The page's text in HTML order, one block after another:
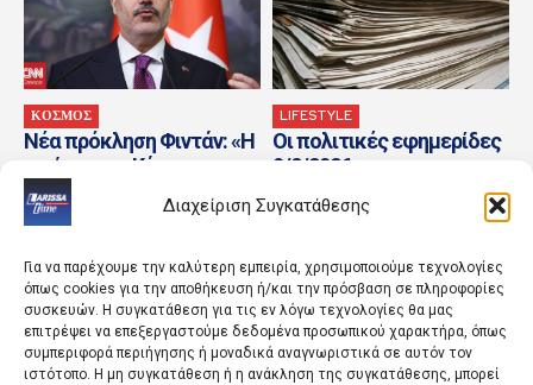
Διαχείριση Συγκατάθεσης
Για να παρέχουμε την καλύτερη εμπειρία, χρησιμοποιούμε τεχνολογίες
όπως cookies για την αποθήκευση ή/και την πρόσβαση σε πληροφορίες
συσκευών. Η συγκατάθεση για τις εν λόγω τεχνολογίες θα μας
επιτρέψει να επεξεργαστούμε δεδομένα προσωπικού χαρακτήρα, όπως
συμπεριφορά περιήγησης ή μοναδικά αναγνωριστικά σε αυτόν τον
ιστότοπο. Η μη συγκατάθεση ή η ανάκληση της συγκατάθεσης, μπορεί
ΚΟΣΜΟΣ
Νέα πρόκληση Φιντάν: «Η
ειρήνη στην Κύπρο
οφείλεται στην παρουσία
Τούρκων στρατιωτών»
LIFESTYLE
Οι πολιτικές εφημερίδες
9/8/2026